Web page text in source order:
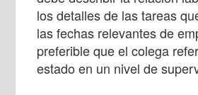
los detalles de las tareas
las fechas relevantes de
preferible que el colega
estado en un nivel de